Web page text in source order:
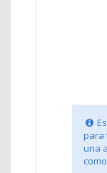
para
una